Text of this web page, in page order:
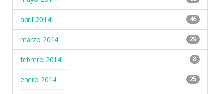
abril 2014 46
marzo 2014 29
febrero 2014 8
enero 2014 25